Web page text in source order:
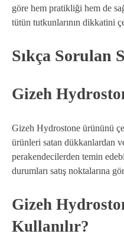
göre hem pratikliği hem de
tütün tutkunlarının dikkatini
Sıkça Sorulan
Gizeh
Gizeh Hydrostone ürününü
ürünleri satan dükkanlardan
perakendecilerden temin
durumları satış noktalarına
Gizeh
Kullanılır?